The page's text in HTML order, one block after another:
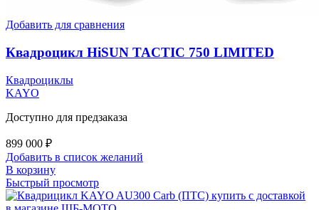
Добавить для сравнения
Квадроцикл HiSUN TACTIC 750 LIMITED
Квадроциклы
KAYO
Доступно для предзаказа
899 000 ₽
Добавить в список желаний
В корзину
Быстрый просмотр